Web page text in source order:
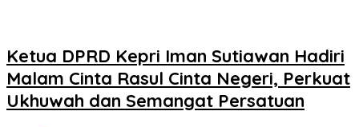
Ketua DPRD Kepri Iman Sutiawan Hadiri
Malam Cinta Rasul Cinta Negeri, Perkuat
Ukhuwah dan Semangat Persatuan